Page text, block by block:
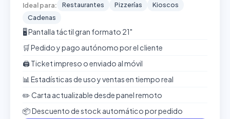
Ideal para: Restaurantes Pizzerías
Kioscos
Cadenas
🖥️ Pantalla táctil gran formato 21"
🛒 Pedido y pago autónomo por el cliente
🖨️ Ticket impreso o enviado al móvil
📊 Estadísticas de uso y ventas en tiempo real
✏️ Carta actualizable desde panel remoto
📦 Descuento de stock automático por pedido